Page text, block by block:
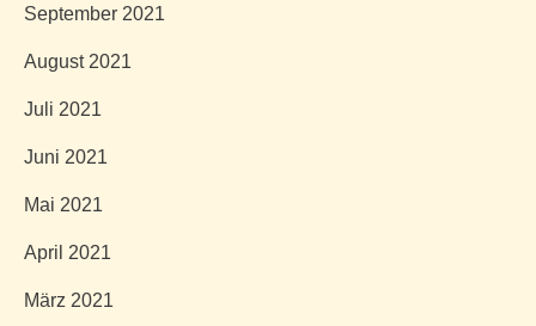
September 2021
August 2021
Juli 2021
Juni 2021
Mai 2021
April 2021
März 2021